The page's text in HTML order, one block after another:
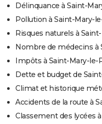
Délinquance à Saint-
Pollution à Saint-Mary-
Risques naturels à
Nombre de médecins à
Impôts à Saint-Mary-le-
Dette et budget de
Climat et historique
Accidents de la route à
Classement des lycées